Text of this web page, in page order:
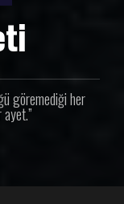
göremediği her